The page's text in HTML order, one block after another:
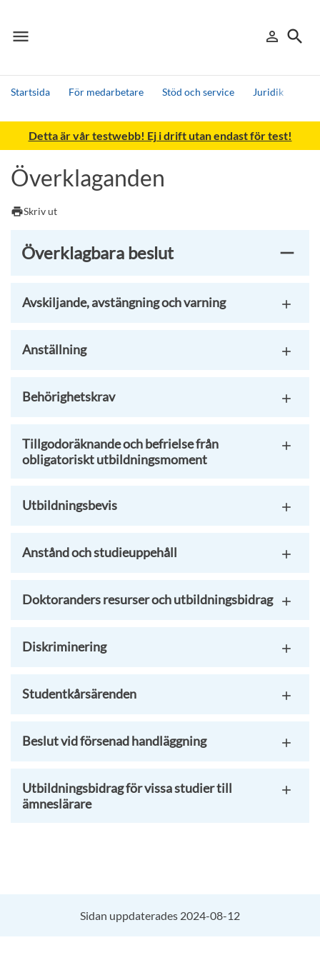
menu
Meny person_outline
Logga in
search
Sök
Startsida För medarbetare Stöd och service Juridik
Sök
Andra söktjänster
Detta är vår testmiljö - endast testdata
Detta är vår testwebb! Ej i drift utan endast för test!
Överklaganden
printSkriv ut
Överklagbara beslut
Avskiljande, avstängning och varning
Anställning
Behörighetskrav
Tillgodoräknande och befrielse från
obligatoriskt utbildningsmoment
Utbildningsbevis
Anstånd och studieuppehåll
Doktoranders resurser och utbildningsbidrag
Diskriminering
Studentkårsärenden
Beslut vid försenad handläggning
Utbildningsbidrag för vissa studier till
ämneslärare
Sidan uppdaterades 2024-08-12